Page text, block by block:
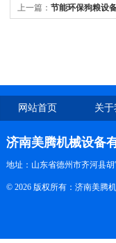
上一篇： 节能环保狗粮设
网站首页 关
济南美腾机械设备
地址：山东省德州市齐河县
© 2026 版权所有：济南美腾